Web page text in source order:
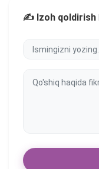
✍️ Izoh qoldirish